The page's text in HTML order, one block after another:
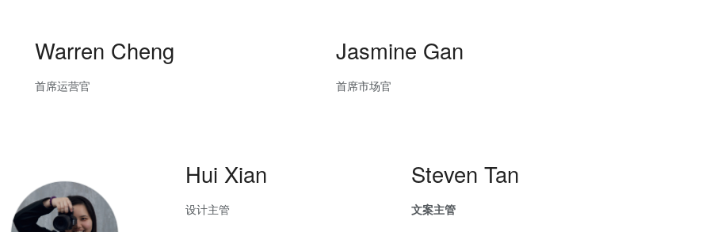
Warren Cheng
首席运营官
Jasmine Gan
首席市场官
Hui Xian
设计主管
Steven Tan
文案主管